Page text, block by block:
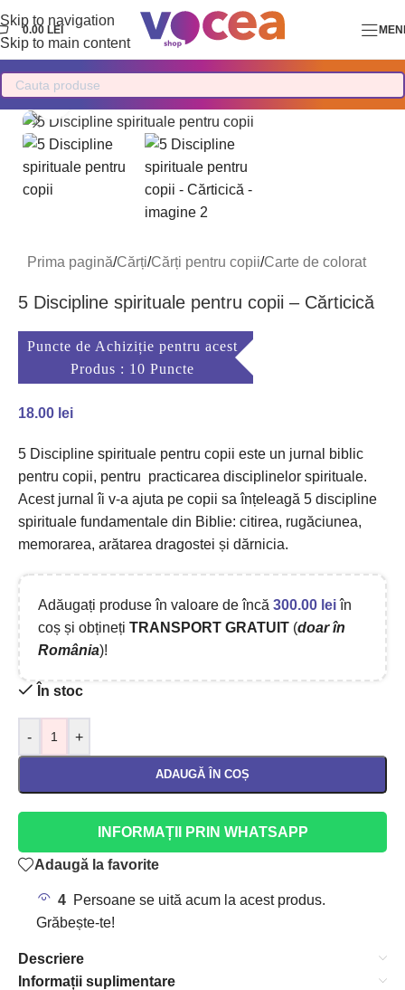
Skip to navigation
Skip to main content
0.00 LEI
Mărește imaginea
Prima pagină/Cărți/Cărți pentru copii/Carte de colorat
5 Discipline spirituale pentru copii – Cărticică
Puncte de Achiziție pentru acest
Produs : 10 Puncte
18.00 lei
5 Discipline spirituale pentru copii este un jurnal biblic
pentru copii, pentru practicarea disciplinelor spirituale.
Acest jurnal îi v-a ajuta pe copii sa înțeleagă 5 discipline
spirituale fundamentale din Biblie: citirea, rugăciunea,
memorarea, arătarea dragostei și dărnicia.
Adăugați produse în valoare de încă 300.00 leiîn
coș și obțineți TRANSPORT GRATUIT (doar în
România)!
În stoc
- +
ADAUGĂ ÎN COȘ
INFORMAȚII PRIN WHATSAPP
Adaugă la favorite
4 Persoane se uită acum la acest produs.
Grăbește-te!
Descriere
Informații suplimentare